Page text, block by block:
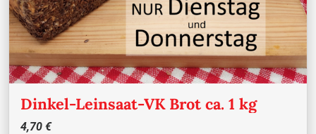
Dinkel-Leinsaat-VK Brot ca. 1 kg
4,70 €